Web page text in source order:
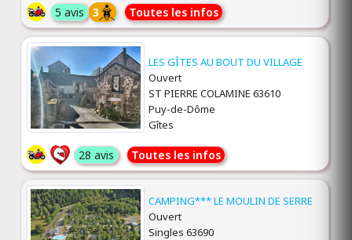
5 avis 3 Toutes les infos
LES GÎTES AU BOUT DU VILLAGE
Ouvert
ST PIERRE COLAMINE 63610
Puy-de-Dôme
Gîtes
28 avis Toutes les infos
CAMPING*** LE MOULIN DE SERRE
Ouvert
Singles 63690